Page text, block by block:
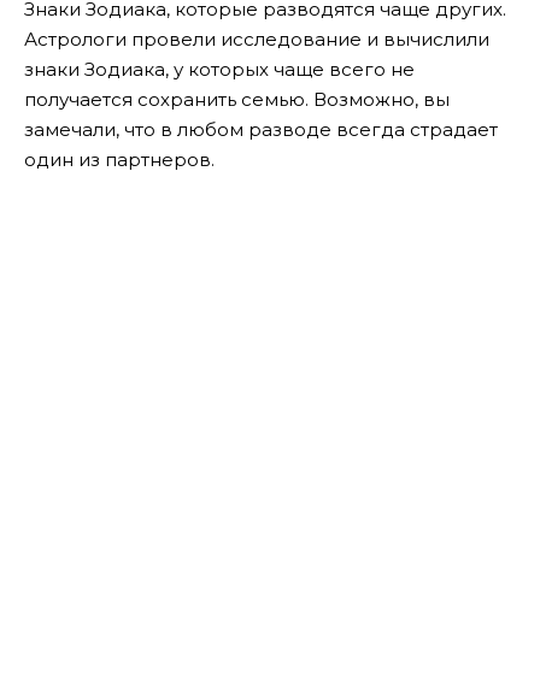
Знаки Зодиака, которые разводятся чаще других.
Астрологи провели исследование и вычислили
знаки Зодиака, у которых чаще всего не
получается сохранить семью. Возможно, вы
замечали, что в любом разводе всегда страдает
один из партнеров.